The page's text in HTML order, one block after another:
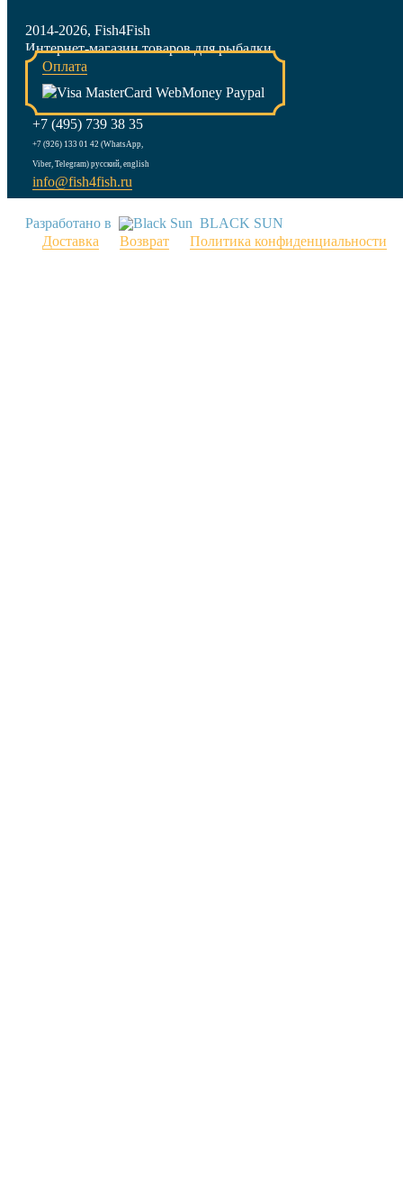
2014-2026, Fish4Fish
Интернет-магазин товаров для рыбалки
Оплата
+7 (495) 739 38 35
+7 (926) 133 01 42 (WhatsApp,
Viber, Telegram) русский, english
info@fish4fish.ru
Разработано в
BLACK SUN
Доставка
Возврат Политика конфиденциальности